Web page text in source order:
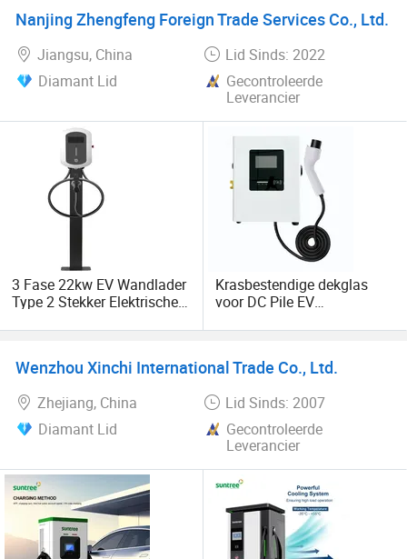
Nanjing Zhengfeng Foreign Trade Services Co., Ltd.
Jiangsu, China
Lid Sinds: 2022
Diamant Lid
Gecontroleerde
Leverancier
3 Fase 22kw EV Wandlader
Type 2 Stekker Elektrische
Europese Standaard
Krasbestendige dekglas
voor DC Pile EV
Wenzhou Xinchi International Trade Co., Ltd.
Zhejiang, China
Lid Sinds: 2007
Diamant Lid
Gecontroleerde
Leverancier